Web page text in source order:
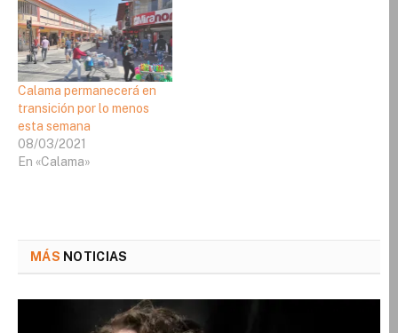
Calama permanecerá en
transición por lo menos
esta semana
08/03/2021
En «Calama»
MÁS NOTICIAS